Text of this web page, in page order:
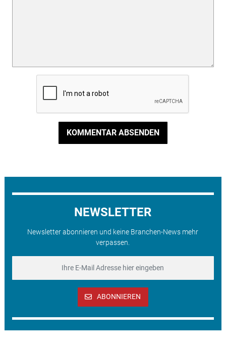
KOMMENTAR ABSENDEN
NEWSLETTER
Newsletter abonnieren und keine Branchen-News mehr
verpassen.
ABONNIEREN